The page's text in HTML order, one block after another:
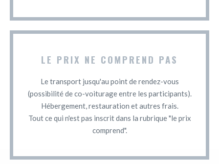
LE PRIX NE COMPREND PAS
Le transport jusqu'au point de rendez-vous
(possibilité de co-voiturage entre les participants).
Hébergement, restauration et autres frais.
Tout ce qui n'est pas inscrit dans la rubrique "le prix
comprend".